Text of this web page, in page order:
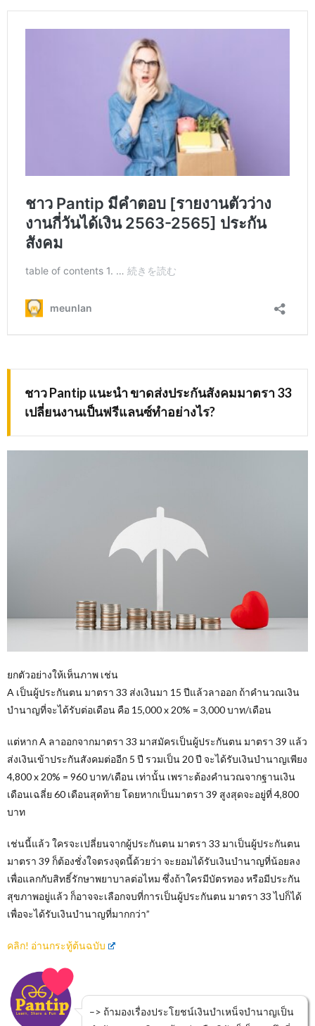
ชาว Pantip แนะนำ ขาดส่งประกันสังคมมาตรา 33
เปลี่ยนงานเป็นฟรีแลนซ์ทำอย่างไร?
ยกตัวอย่างให้เห็นภาพ เช่น
A เป็นผู้ประกันตน มาตรา 33 ส่งเงินมา 15 ปีแล้วลาออก ถ้าคำนวณเงิน
บำนาญที่จะได้รับต่อเดือน คือ 15,000 x 20% = 3,000 บาท/เดือน
แต่หาก A ลาออกจากมาตรา 33 มาสมัครเป็นผู้ประกันตน มาตรา 39 แล้ว
ส่งเงินเข้าประกันสังคมต่ออีก 5 ปี รวมเป็น 20 ปี จะได้รับเงินบำนาญเพียง
4,800 x 20% = 960 บาท/เดือน เท่านั้น เพราะต้องคำนวณจากฐานเงิน
เดือนเฉลี่ย 60 เดือนสุดท้าย โดยหากเป็นมาตรา 39 สูงสุดจะอยู่ที่ 4,800
บาท
เช่นนี้แล้ว ใครจะเปลี่ยนจากผู้ประกันตน มาตรา 33 มาเป็นผู้ประกันตน
มาตรา 39 ก็ต้องชั่งใจตรงจุดนี้ด้วยว่า จะยอมได้รับเงินบำนาญที่น้อยลง
เพื่อแลกกับสิทธิ์รักษาพยาบาลต่อไหม ซึ่งถ้าใครมีบัตรทอง หรือมีประกัน
สุขภาพอยู่แล้ว ก็อาจจะเลือกจบที่การเป็นผู้ประกันตน มาตรา 33 ไปก็ได้
เพื่อจะได้รับเงินบำนาญที่มากกว่า”
คลิก! อ่านกระทู้ต้นฉบับ
–> ถ้ามองเรื่องประโยชน์เงินบำเหน็จบำนาญเป็น